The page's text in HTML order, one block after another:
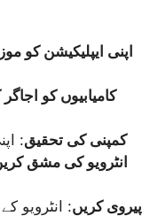
اپنی ایپلیکیشن کو
کامیابیوں کو
کمپنی کی تحقیق:
انٹرویو کی مشق
پیروی کریں: انٹرویو